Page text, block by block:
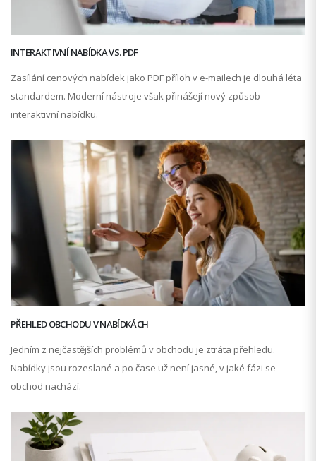
INTERAKTIVNÍ NABÍDKA VS. PDF
Zasílání cenových nabídek jako PDF příloh v e-mailech je dlouhá léta
standardem. Moderní nástroje však přinášejí nový způsob –
interaktivní nabídku.
PŘEHLED OBCHODU V NABÍDKÁCH
Jedním z nejčastějších problémů v obchodu je ztráta přehledu.
Nabídky jsou rozeslané a po čase už není jasné, v jaké fázi se
obchod nachází.